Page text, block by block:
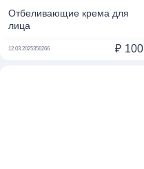
Отбеливающие крема для
лица
12.03.2025356266 ₽ 100